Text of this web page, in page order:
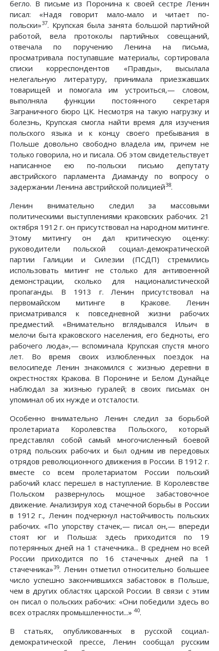
бегло. В письме из Поронина к своей сестре Ленин
писал: «Надя говорит мало-мало и читает по-
польски»37. Крупская была занята большой партийной
работой, вела протоколы партийных совещаний,
отвечала по поручению Ленина на письма,
просматривала поступавшие материалы, сортировала
списки корреспондентов «Правды», высылала
нелегальную литературу, принимала приезжавших
товарищей и помогала им устроиться,— словом,
выполняла функции постоянного секретаря
Заграничного бюро ЦК. Несмотря на такую нагрузку и
болезнь, Крупская смогла найти время для изучения
польского языка и к концу своего пребывания в
Польше довольно свободно владела им, причем не
только говорила, но и писала. Об этом свидетельствует
написанное ею по-польски письмо депутату
австрийского парламента Диаманду по вопросу о
задержании Ленина австрийской полицией38.
Ленин внимательно следил за массовыми
политическими выступлениями краковских рабочих. 21
октября 1912 г. он присутствовал на народном митинге.
Этому митингу он дал критическую оценку:
руководители польской социал-демократической
партии Галиции и Силезии (ПСДП) стремились
использовать митинг не столько для антивоенной
демонстрации, сколько для националистической
пропаганды. В 1913 г. Ленин присутствовал на
первомайском митинге в Кракове. Ленин
присматривался к повседневной жизни рабочих
предместий. «Внимательно вглядывался Ильич в
мелочи быта краковского населения, его бедноты, его
рабочего люда»,— вспоминала Крупская спустя много
лет. Во время своих излюбленных поездок на
велосипеде Ленин знакомился с жизнью деревни в
окрестностях Кракова. В Поронине и Белом Дунайце
наблюдал за жизнью гуралей; в своих письмах он
упоминал об их нужде и отсталости.
Особенно внимательно Ленин следил за борьбой
пролетариата Королевства Польского, который
представлял собой самый многочисленный боевой
отряд польских рабочих и был одним ив передовых
отрядов революционного движения в России. В 1912 г.
вместе со всем пролетариатом России польский
рабочий класс перешел в наступление. В Королевстве
Польском развернулось мощное забастовочное
движение. Анализируя ход стачечной борьбы в России
в 1912 г., Ленин подчеркнул настойчивость польских
рабочих. «По упорству стачек,— писал он,— впереди
стоят юг и Польша: здесь приходится по 19
потерянных дней на 1 стачечника... В среднем но всей
России приходится по 16 стачечных дней па 1
стачечника»39. Ленин отметил относительно большее
число успешно закончившихся забастовок в Польше,
чем в других областях царской России. В связи с этим
он писал о польских рабочих: «Они победили здесь во
всех отраслях промышленности...» 40.
В статьях, опубликованных в русской социал-
демократической прессе, Ленин сообщал русским